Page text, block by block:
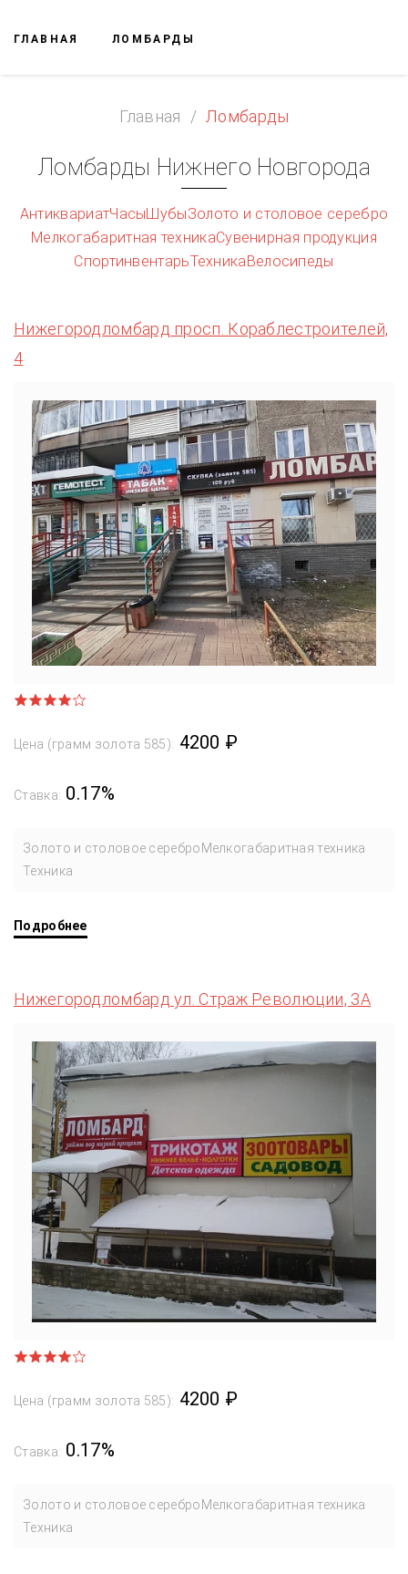
ГЛАВНАЯ ЛОМБАРДЫ
Главная Ломбарды
Ломбарды Нижнего Новгорода
АнтиквариатЧасыШубыЗолото и столовое серебро
Мелкогабаритная техникаСувенирная продукция
СпортинвентарьТехникаВелосипеды
Нижегородломбард просп. Кораблестроителей,
4
Цена (грамм золота 585): 4200 ₽
Ставка: 0.17%
Золото и столовое серебро Мелкогабаритная техника
Техника
Подробнее
Нижегородломбард ул. Страж Революции, 3А
Цена (грамм золота 585): 4200 ₽
Ставка: 0.17%
Золото и столовое серебро Мелкогабаритная техника
Техника